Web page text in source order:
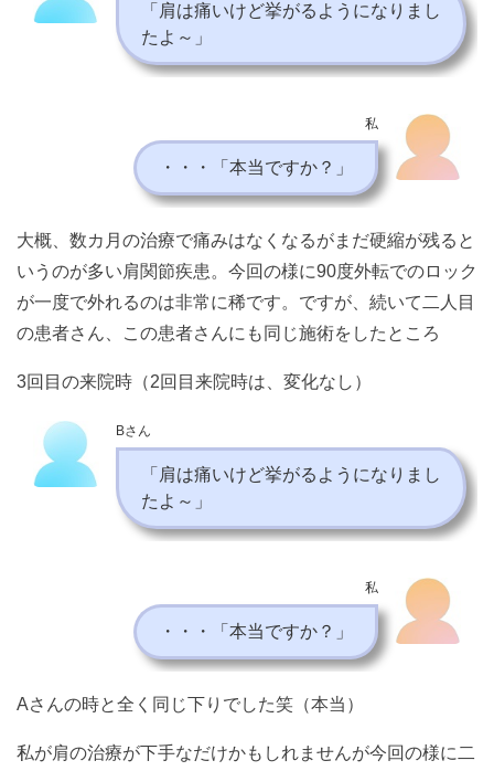
「肩は痛いけど挙がるようになりまし
たよ～」
私
・・・「本当ですか？」
大概、数カ月の治療で痛みはなくなるがまだ硬縮が残ると
いうのが多い肩関節疾患。今回の様に90度外転でのロック
が一度で外れるのは非常に稀です。ですが、続いて二人目
の患者さん、この患者さんにも同じ施術をしたところ
3回目の来院時（2回目来院時は、変化なし）
Bさん
「肩は痛いけど挙がるようになりまし
たよ～」
私
・・・「本当ですか？」
Aさんの時と全く同じ下りでした笑（本当）
私が肩の治療が下手なだけかもしれませんが今回の様に二